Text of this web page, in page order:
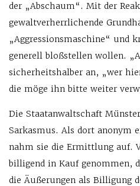
der „Abschaum“. Mit der
gewaltverherrlichende
„Aggressionsmaschine“ und
generell bloßstellen wollen.
sicherheitshalber an, „wer
die möge ihn bitte weiter
Die Staatanwaltschaft
Sarkasmus. Als dort anonym
nahm sie die Ermittlung auf.
billigend in Kauf genommen,
die Äußerungen als Billigung